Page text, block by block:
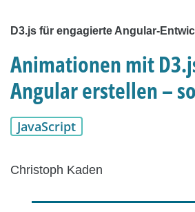
D3.js für engagierte Angular-
Animationen mit
Angular erstellen –
JavaScript
Christoph Kaden